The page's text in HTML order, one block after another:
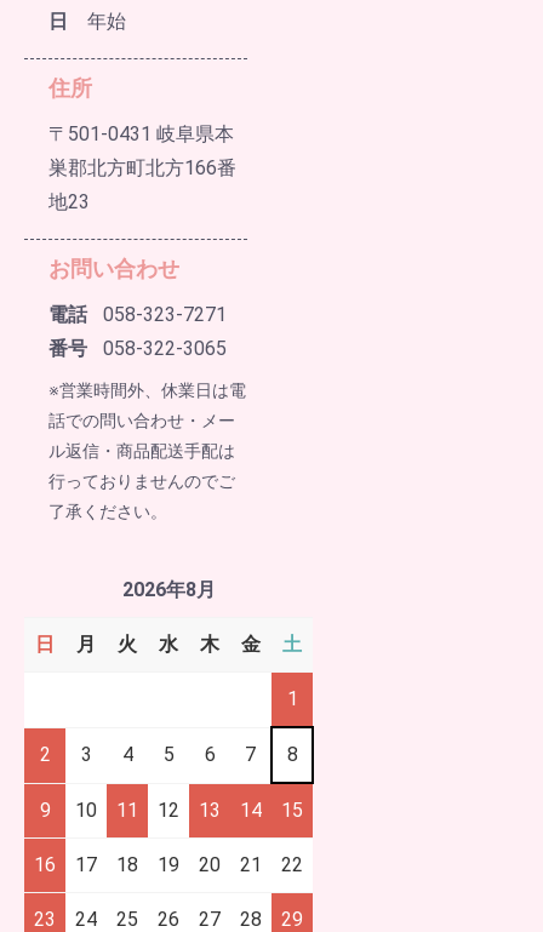
日
年始
住所
〒501-0431 岐阜県本
巣郡北方町北方166番
地23
お問い合わせ
電話
番号
058-323-7271
058-322-3065
※営業時間外、休業日は電
話での問い合わせ・メー
ル返信・商品配送手配は
行っておりませんのでご
了承ください。
2026年8月
日 月 火 水 木 金 土
1
2 3 4 5 6 7 8
9 10 11 12 13 14 15
16 17 18 19 20 21 22
23 24 25 26 27 28 29